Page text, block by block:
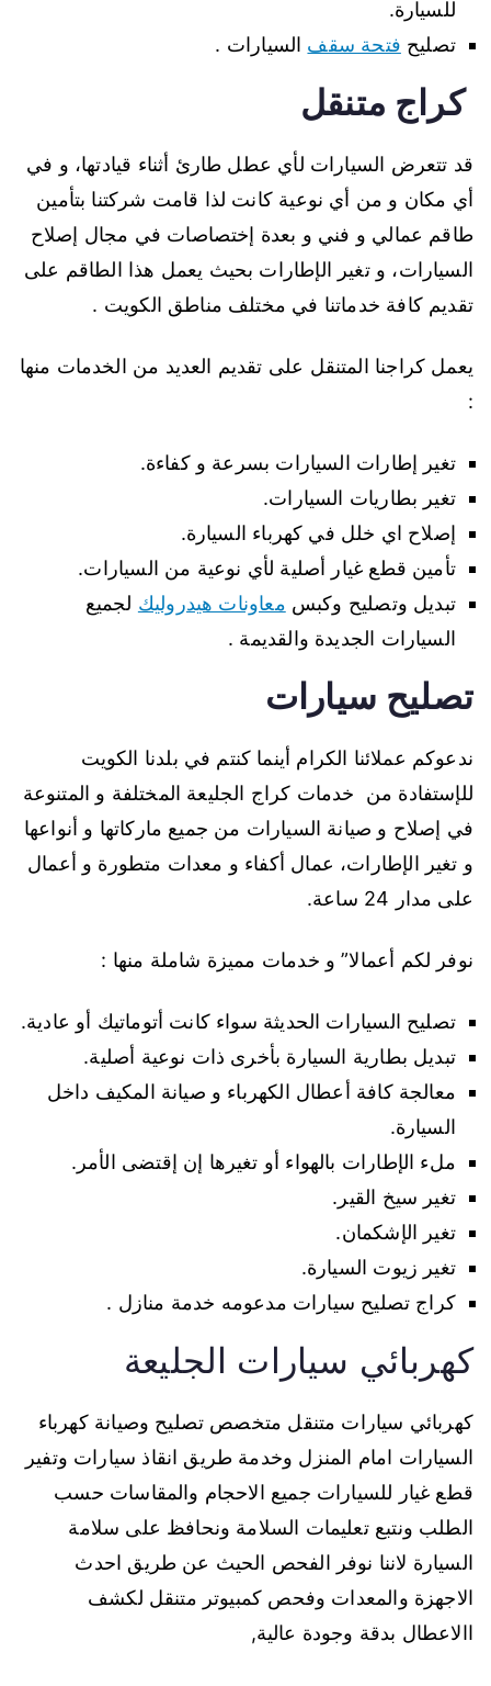
للسيارة.
تصليح فتحة سقف السيارات .
كراج متنقل
قد تتعرض السيارات لأي عطل طارئ أثناء قيادتها، و في
أي مكان و من أي نوعية كانت لذا قامت شركتنا بتأمين
طاقم عمالي و فني و بعدة إختصاصات في مجال إصلاح
السيارات، و تغير الإطارات بحيث يعمل هذا الطاقم على
تقديم كافة خدماتنا في مختلف مناطق الكويت .
يعمل كراجنا المتنقل على تقديم العديد من الخدمات منها
:
تغير إطارات السيارات بسرعة و كفاءة.
تغير بطاريات السيارات.
إصلاح اي خلل في كهرباء السيارة.
تأمين قطع غيار أصلية لأي نوعية من السيارات.
تبديل وتصليح وكبس معاونات هيدروليك لجميع
السيارات الجديدة والقديمة .
تصليح سيارات
ندعوكم عملائنا الكرام أينما كنتم في بلدنا الكويت
للإستفادة من خدمات كراج الجليعة المختلفة و المتنوعة
في إصلاح و صيانة السيارات من جميع ماركاتها و أنواعها
و تغير الإطارات، عمال أكفاء و معدات متطورة و أعمال
على مدار 24 ساعة.
نوفر لكم أعمالا” و خدمات مميزة شاملة منها :
تصليح السيارات الحديثة سواء كانت أتوماتيك أو عادية.
تبديل بطارية السيارة بأخرى ذات نوعية أصلية.
معالجة كافة أعطال الكهرباء و صيانة المكيف داخل
السيارة.
ملء الإطارات بالهواء أو تغيرها إن إقتضى الأمر.
تغير سيخ القير.
تغير الإشكمان.
تغير زيوت السيارة.
كراج تصليح سيارات مدعومه خدمة منازل .
كهربائي سيارات الجليعة
كهربائي سيارات متنقل متخصص تصليح وصيانة كهرباء
السيارات امام المنزل وخدمة طريق انقاذ سيارات وتفير
قطع غيار للسيارات جميع الاحجام والمقاسات حسب
الطلب ونتبع تعليمات السلامة ونحافظ على سلامة
السيارة لاننا نوفر الفحص الحيث عن طريق احدث
الاجهزة والمعدات وفحص كمبيوتر متنقل لكشف
االاعطال بدقة وجودة عالية,